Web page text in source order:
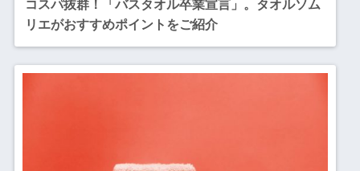
コスパ抜群！「バスタオル卒業宣言」。タオルソム
リエがおすすめポイントをご紹介